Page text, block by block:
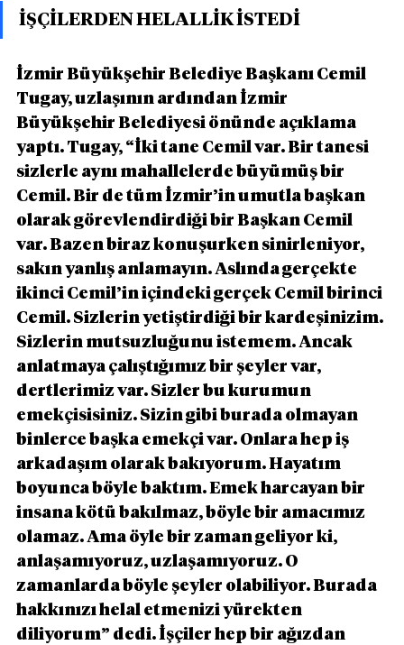
İŞÇİLERDEN HELALLİK İSTEDİ
İzmir Büyükşehir Belediye Başkanı Cemil
Tugay, uzlaşının ardından İzmir
Büyükşehir Belediyesi önünde açıklama
yaptı. Tugay, “İki tane Cemil var. Bir tanesi
sizlerle aynı mahallelerde büyümüş bir
Cemil. Bir de tüm İzmir’in umutla başkan
olarak görevlendirdiği bir Başkan Cemil
var. Bazen biraz konuşurken sinirleniyor,
sakın yanlış anlamayın. Aslında gerçekte
ikinci Cemil’in içindeki gerçek Cemil birinci
Cemil. Sizlerin yetiştirdiği bir kardeşinizim.
Sizlerin mutsuzluğunu istemem. Ancak
anlatmaya çalıştığımız bir şeyler var,
dertlerimiz var. Sizler bu kurumun
emekçisisiniz. Sizin gibi burada olmayan
binlerce başka emekçi var. Onlara hep iş
arkadaşım olarak bakıyorum. Hayatım
boyunca böyle baktım. Emek harcayan bir
insana kötü bakılmaz, böyle bir amacımız
olamaz. Ama öyle bir zaman geliyor ki,
anlaşamıyoruz, uzlaşamıyoruz. O
zamanlarda böyle şeyler olabiliyor. Burada
hakkınızı helal etmenizi yürekten
diliyorum” dedi. İşçiler hep bir ağızdan